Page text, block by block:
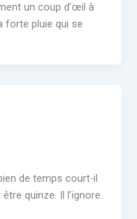
un coup d’œil à
forte pluie qui se
de temps court-il
quinze. Il l’ignore.